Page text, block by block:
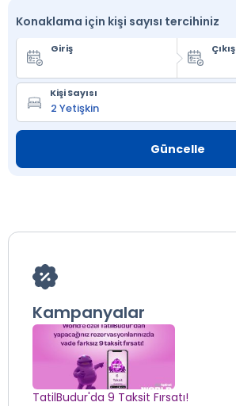
Konaklama için kişi sayısı tercihiniz
Giriş Çıkış
Kişi Sayısı
Güncelle
Kampanyalar
TatilBudur'da 9 Taksit Fırsatı!